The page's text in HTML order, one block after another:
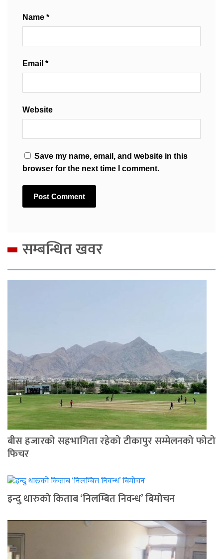
Name *
Email *
Website
Save my name, email, and website in this
browser for the next time I comment.
सम्बन्धित खवर
बीस हजारको सहभागिता रहेको टीकापुर सम्मेलनको फोटो
फिचर
इन्दु थारुको किताब ‘निलम्बित निवन्ध’ बिमोचन